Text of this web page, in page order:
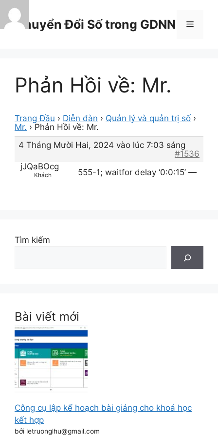
Chuyển
đến
nội
Chuyển Đổi Số trong GDNN Menu
Phản Hồi về: Mr.
Trang Đầu › Diễn đàn › Quản lý và quản trị số ›
Mr. › Phản Hồi về: Mr.
4 Tháng Mười Hai, 2024 vào lúc 7:03 sáng
#1536
jJQaBOcg
Khách 555-1; waitfor delay ‘0:0:15’ —
Tìm kiếm
Bài viết mới
Công cụ lập kế hoạch bài giảng cho khoá học
kết hợp
bởi letruonglhu@gmail.com